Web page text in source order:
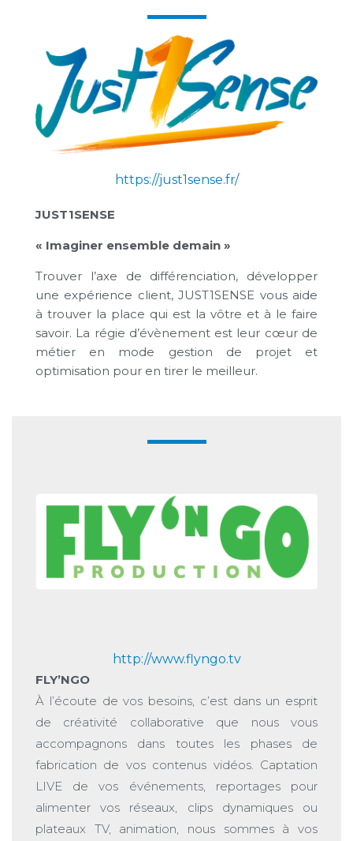
JUST1SENSE
« Imaginer ensemble demain »
Trouver l’axe de différenciation, développer
une expérience client, JUST1SENSE vous aide
à trouver la place qui est la vôtre et à le faire
savoir. La régie d’évènement est leur cœur de
métier en mode gestion de projet et
optimisation pour en tirer le meilleur.
https://just1sense.fr/
http://www.flyngo.tv
FLY’NGO
À l’écoute de vos besoins, c’est dans un esprit
de créativité collaborative que nous vous
accompagnons dans toutes les phases de
fabrication de vos contenus vidéos. Captation
LIVE de vos événements, reportages pour
alimenter vos réseaux, clips dynamiques ou
plateaux TV, animation, nous sommes à vos